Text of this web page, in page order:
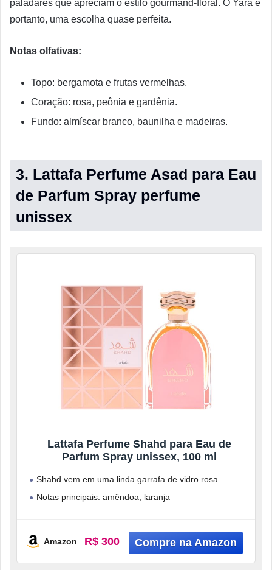
paladares que apreciam o estilo gourmand-floral. O Yara é
portanto, uma escolha quase perfeita.
Notas olfativas:
Topo: bergamota e frutas vermelhas.
Coração: rosa, peônia e gardênia.
Fundo: almíscar branco, baunilha e madeiras.
3. Lattafa Perfume Asad para Eau
de Parfum Spray perfume
unissex
Lattafa Perfume Shahd para Eau de
Parfum Spray unissex, 100 ml
Shahd vem em uma linda garrafa de vidro rosa
Notas principais: amêndoa, laranja
Amazon
R$ 300